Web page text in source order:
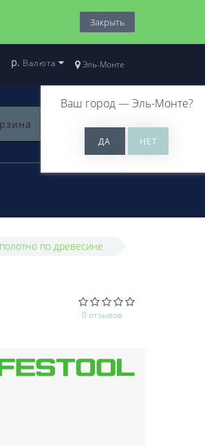
Закрыть
Эль-Монте
Ваш город —Эль-Монте?
р. Валюта
0
по древесине
0 отзывов